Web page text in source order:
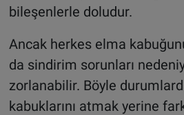
bileşenlerle doludur.
Ancak herkes elma
da sindirim sorunları
zorlanabilir. Böyle
kabuklarını atmak yerine